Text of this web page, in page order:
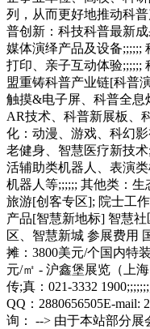
列，从而更好地推动科
普创新：科技科普最新
媒体演绎产品及设备;;;;;;
打印、亲子互动体验;;;;;;
盟重铸科普产业链[科普
触摸&电子屏、科普全息
AR技术、科普新展板、
化：动漫、游戏、科幻
老健身、智慧医疗新技
活辅助类机器人、表演
机器人等;;;;;; 其他类：生
旅游[创客专区]; 院士工
产品[智慧新地标] 智慧
区、智慧新城 参展费用
摊：3800美元/个国内特
元/㎡ - 沪鑫堡展览（上
传;真：021-3332
QQ：2880656505E-mail:
询： --> 由于本站部分